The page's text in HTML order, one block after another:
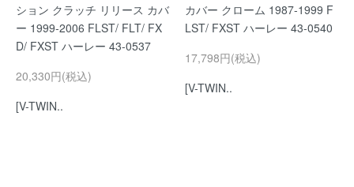
ション クラッチ リリース カバ
ー 1999-2006 FLST/ FLT/ FX
D/ FXST ハーレー 43-0537
20,330円(税込)
[V-TWIN..
カバー クローム 1987-1999 F
LST/ FXST ハーレー 43-0540
17,798円(税込)
[V-TWIN..